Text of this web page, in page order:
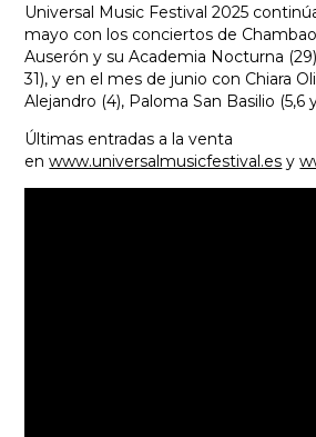
Universal Music Festival 2025
mayo con los conciertos de
Auserón y su Academia Nocturna
31), y en el mes de junio con Chiara
Alejandro (4), Paloma San Basilio (5,6
Últimas entradas a la venta
enwww.universalmusicfestival.es y